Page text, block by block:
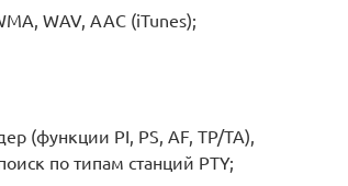
WAV, AAC (iTunes);
(функции PI, PS, AF, TP/TA),
по типам станций PTY;